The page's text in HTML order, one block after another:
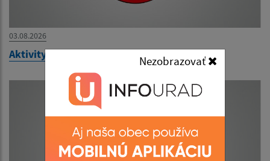
Nezobrazovať
03.08.2026
Aktivity RT - júl 2026